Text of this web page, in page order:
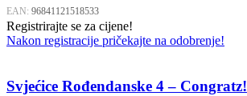
EAN: 96841121518533
Registrirajte se za cijene!
Nakon registracije pričekajte na odobrenje!
Svjećice Rođendanske 4 – Congratz!